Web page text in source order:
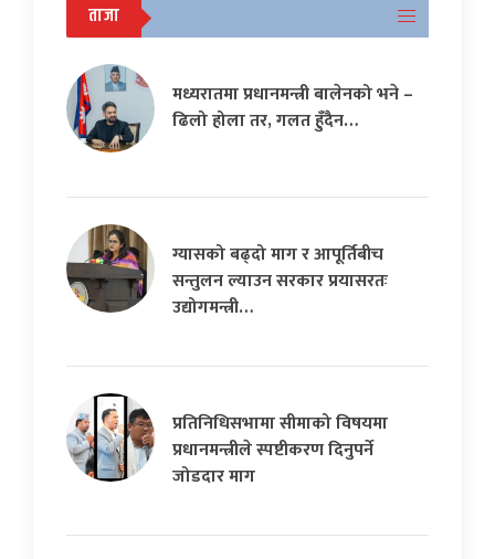
ताजा
मध्यरातमा प्रधानमन्त्री बालेनको भने –
ढिलो होला तर, गलत हुँदैन…
ग्यासको बढ्दो माग र आपूर्तिबीच
सन्तुलन ल्याउन सरकार प्रयासरतः
उद्योगमन्त्री…
प्रतिनिधिसभामा सीमाको विषयमा
प्रधानमन्त्रीले स्पष्टीकरण दिनुपर्ने
जोडदार माग